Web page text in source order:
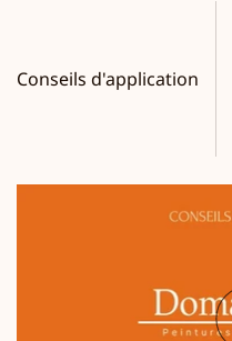
Conseils d'application